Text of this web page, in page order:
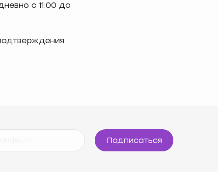
с 11:00 до
Подписаться